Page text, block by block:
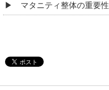
マタニティ整体の重要性